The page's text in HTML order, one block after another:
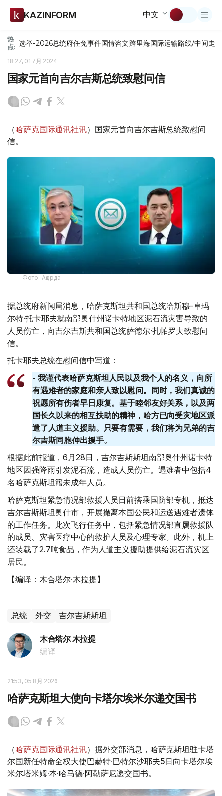
KAZINFORM 中文
热
点: 选举-2026总统府任免事件国情咨文跨里海国际运输路线/中间走廊
18:27, 01 7月 2024
国家元首向吉尔吉斯总统致慰问信
（哈萨克国际通讯社讯）国家元首向吉尔吉斯总统致慰问
信。
Фото: Ақорда
据总统府新闻局消息，哈萨克斯坦共和国总统哈斯穆-卓玛
尔特·托卡耶夫就南部奥什州诺卡特地区泥石流灾害导致的
人员伤亡，向吉尔吉斯共和国总统萨德尔·扎帕罗夫致慰问
信。
托卡耶夫总统在慰问信中写道：
- 我谨代表哈萨克斯坦人民以及我个人的名义，向所
有遇难者的家庭和亲人致以慰问。同时，我们真诚的
祝愿所有伤者早日康复。基于睦邻友好关系，以及两
国长久以来的相互扶助的精神，哈方已向受灾地区派
遣了人道主义援助。只要有需要，我们将为兄弟的吉
尔吉斯同胞伸出援手。
根据此前报道，6月28日，吉尔吉斯斯坦南部奥什州诺卡特
地区因强降雨引发泥石流，造成人员伤亡。遇难者中包括4
名哈萨克斯坦籍未成年人员。
哈萨克斯坦紧急情况部救援人员日前搭乘国防部专机，抵达
吉尔吉斯斯坦奥什市，开展撤离本国公民和运送遇难者遗体
的工作任务。此次飞行任务中，包括紧急情况部直属救援队
的成员、灾害医疗中心的救护人员及心理专家。此外，机上
还装载了2.7吨食品，作为人道主义援助提供给泥石流灾区
居民。
【编译：木合塔尔·木拉提】
总统 外交 吉尔吉斯斯坦
木合塔尔 木拉提
编译
21:53, 05 8月 2026
哈萨克斯坦大使向卡塔尔埃米尔递交国书
（哈萨克国际通讯社讯）据外交部消息，哈萨克斯坦驻卡塔
尔国新任特命全权大使巴赫特·巴特尔沙耶夫5日向卡塔尔埃
米尔塔米姆·本·哈马德·阿勒萨尼递交国书。